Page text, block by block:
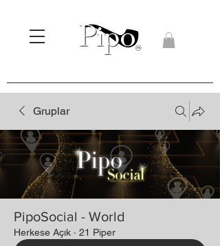
Gruplar
PipoSocial - World
Herkese Açık · 21 Piper